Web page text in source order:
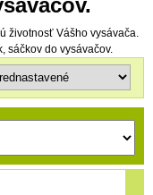
životnosť Vášho vysávača.
sáčkov do vysávačov.